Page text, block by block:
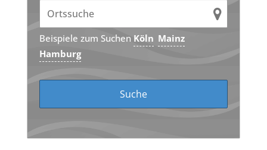
Beispiele zum Suchen Köln Mainz
Hamburg